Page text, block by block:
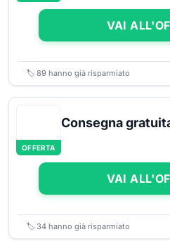
VAI
🏷️ 89 hanno già risparmiato
OFFERTA
Consegna
VAI
🏷️ 34 hanno già risparmiato